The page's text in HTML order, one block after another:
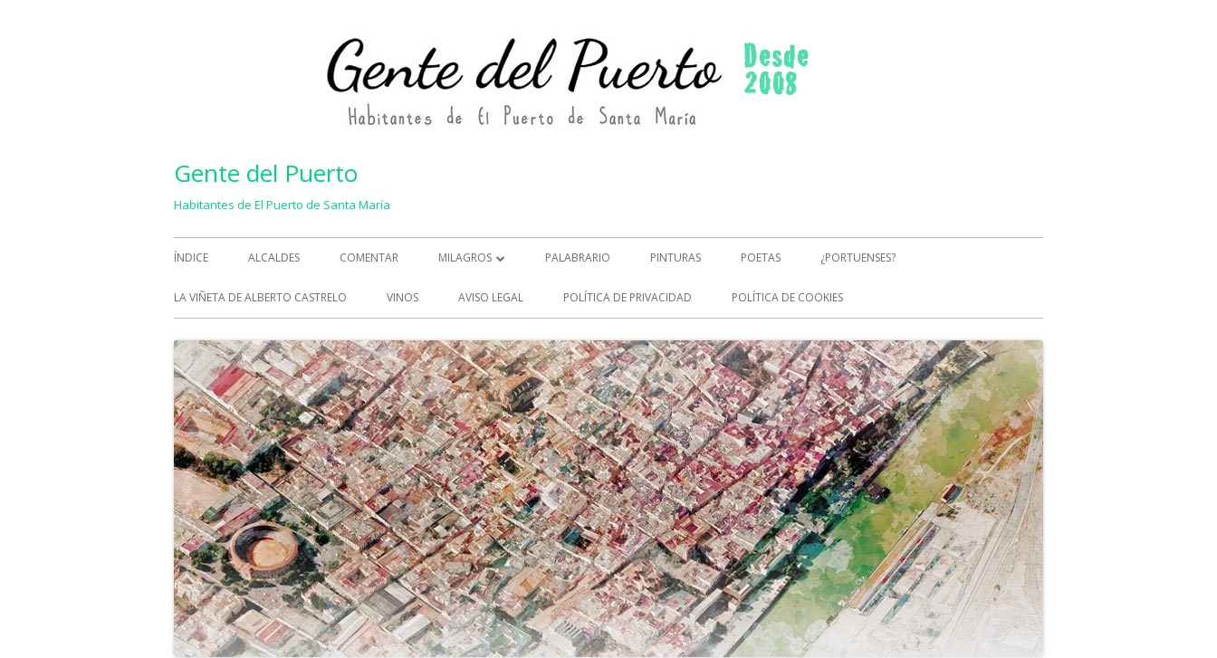
Gente del Puerto
Habitantes de El Puerto de Santa María
Menú
principal
ÍNDICE ALCALDES COMENTAR MILAGROS
MILAGROS (2)
PALABRARIO PINTURAS POETAS ¿PORTUENSES?
LA VIÑETA DE ALBERTO CASTRELO VINOS AVISO LEGAL POLÍTICA DE PRIVACIDAD POLÍTICA DE COOKIES